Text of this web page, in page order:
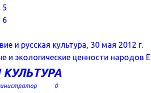
5
6
и русская культура, 30 мая 2012 г.
и экологические ценности народов
0